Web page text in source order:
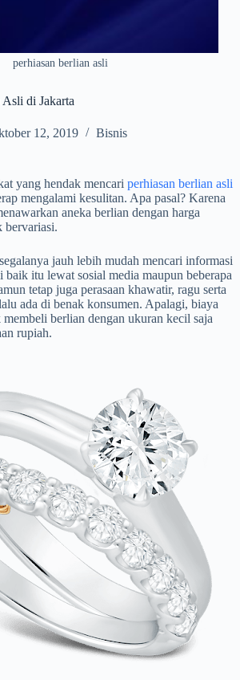
perhiasan berlian asli
di Jakarta
12, 2019 Bisnis
yang hendak mencari perhiasan berlian asli
mengalami kesulitan. Apa pasal? Karena
aneka berlian dengan harga
bervariasi.
jauh lebih mudah mencari informasi
baik itu lewat sosial media maupun beberapa
tetap juga perasaan khawatir, ragu serta
ada di benak konsumen. Apalagi, biaya
berlian dengan ukuran kecil saja
rupiah.